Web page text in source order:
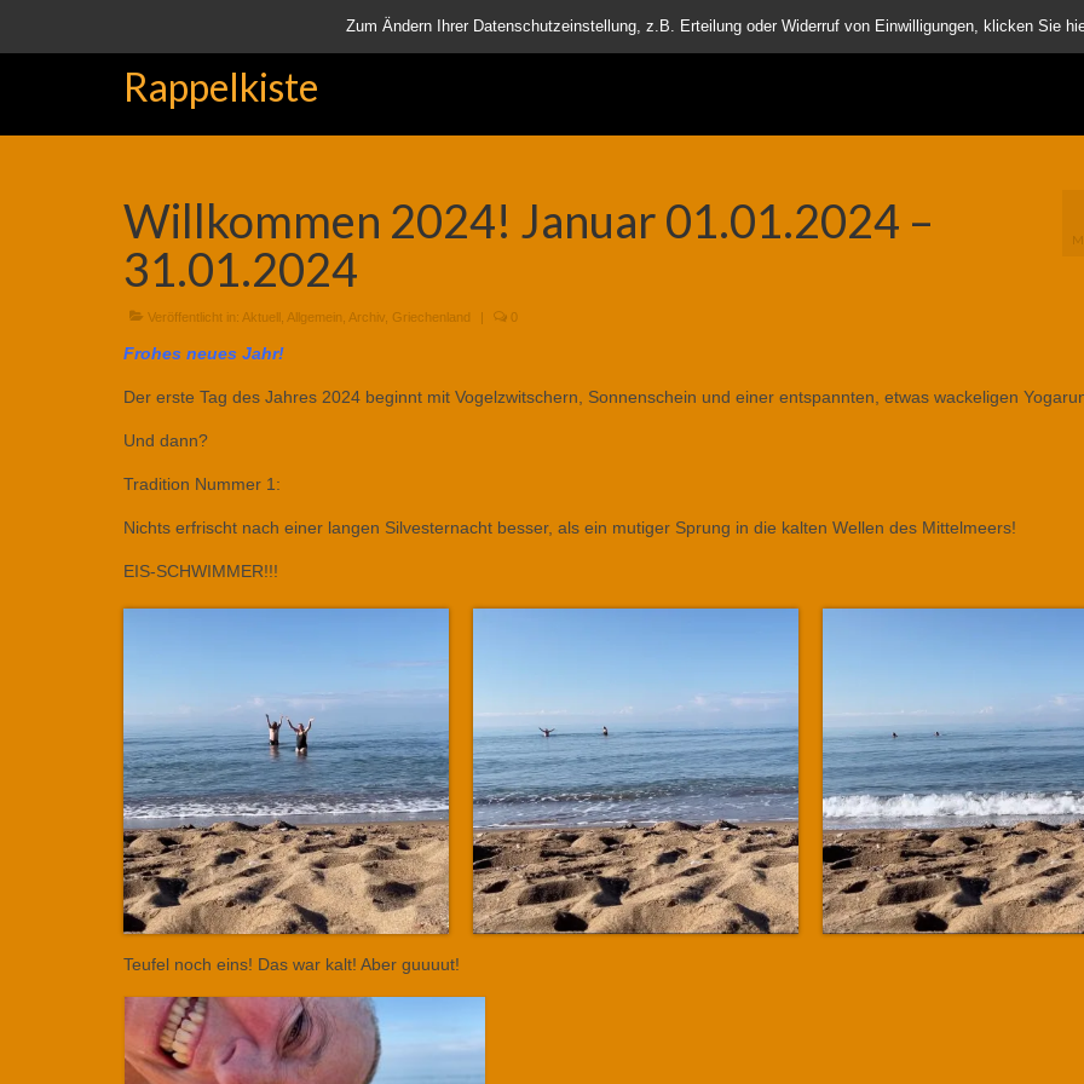
Über uns Unsere Rappelkiste Länder
Rappelkiste
Willkommen 2024! Januar 01.01.2024 –
31.01.2024
Veröffentlicht in: Aktuell Allgemein Archiv Griechenland | 0
Frohes neues Jahr!
Der erste Tag des Jahres 2024 beginnt mit Vogelzwitschern, Sonnenschein und einer entspannten, etwas wackeligen
Und dann?
Tradition Nummer 1:
Nichts erfrischt nach einer langen Silvesternacht besser, als ein mutiger Sprung in die kalten Wellen des Mittelmeers!
EIS-SCHWIMMER!!!
Teufel noch eins! Das war kalt! Aber guuuut!
Zum Ändern Ihrer Datenschutzeinstellung, z.B. Erteilung oder Widerruf von Einwilligungen, klicken Sie